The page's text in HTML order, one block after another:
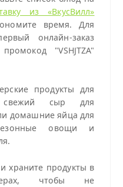
из «ВкусВилл»
время. Для
онлайн-заказ
"VSHJTZA"
продукты для
свежий сыр для
домашние яйца для
овощи и
храните продукты в
чтобы не